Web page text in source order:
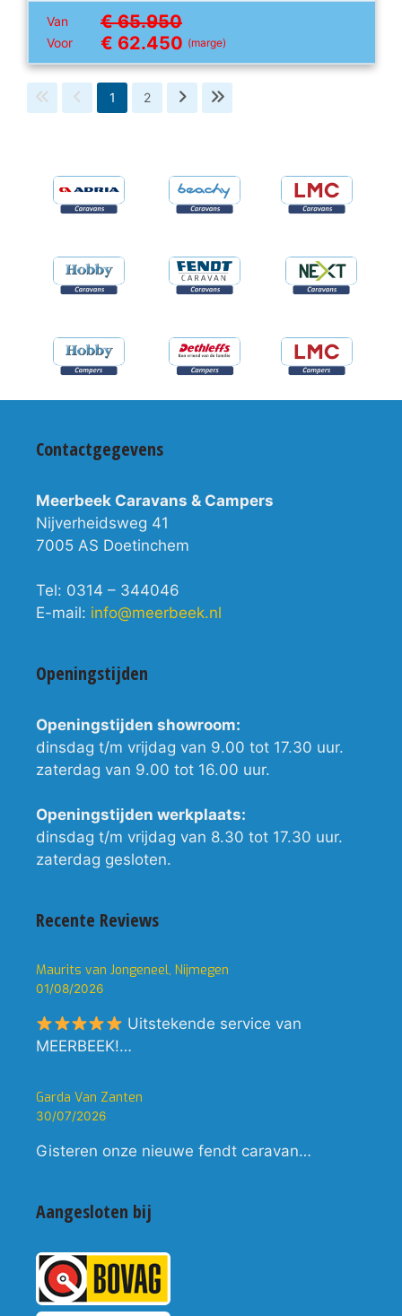
Van € 65.950
Voor € 62.450 (marge)
1 2
Contactgegevens
Meerbeek Caravans & Campers
Nijverheidsweg 41
7005 AS Doetinchem
Tel: 0314 – 344046
E-mail: info@meerbeek.nl
Openingstijden
Openingstijden showroom:
dinsdag t/m vrijdag van 9.00 tot 17.30 uur.
zaterdag van 9.00 tot 16.00 uur.
Openingstijden werkplaats:
dinsdag t/m vrijdag van 8.30 tot 17.30 uur.
zaterdag gesloten.
Recente Reviews
Maurits van Jongeneel, Nijmegen
01/08/2026
Uitstekende service van
MEERBEEK!…
Garda Van Zanten
30/07/2026
Gisteren onze nieuwe fendt caravan…
Aangesloten bij